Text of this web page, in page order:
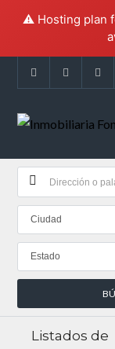
⚠️ Hosting plan
Ciudad
Estado
Listados de